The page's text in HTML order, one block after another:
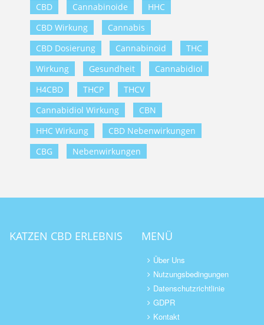
CBD Cannabinoide
HHC
CBD Wirkung
Cannabis
CBD Dosierung
Cannabinoid
THC
Wirkung
Gesundheit
Cannabidiol
H4CBD
THCP
THCV
Cannabidiol Wirkung
CBN
HHC Wirkung
CBD Nebenwirkungen
CBG
Nebenwirkungen
KATZEN CBD ERLEBNIS MENÜ
Über Uns
Nutzungsbedingungen
Datenschutzrichtlinie
GDPR
Kontakt